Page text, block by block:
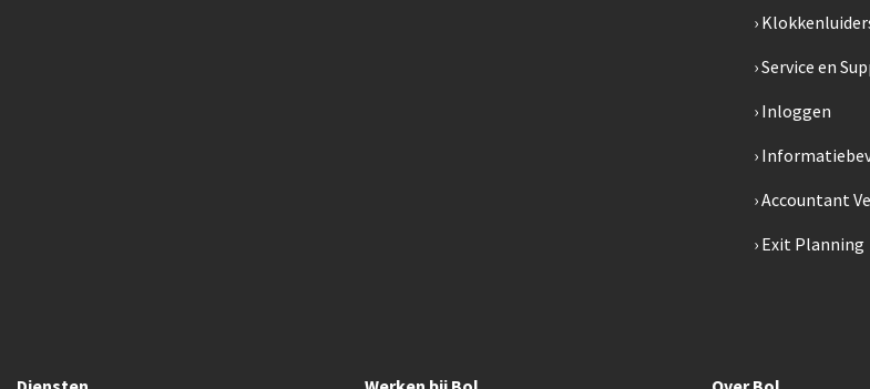
Service en
Inloggen
Accountant
Exit Planning